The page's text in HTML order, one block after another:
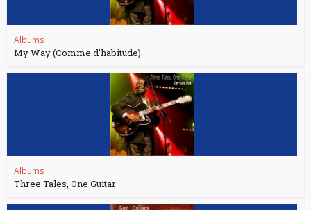
Albums
My Way (Comme d’habitude)
Albums
Three Tales, One Guitar